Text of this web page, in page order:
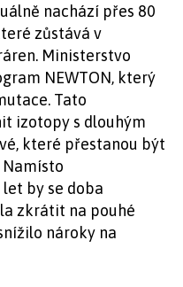
nachází přes 80
zůstává v
Ministerstvo
NEWTON, který
Tato
izotopy s dlouhým
které přestanou být
by se doba
zkrátit na pouhé
nároky na